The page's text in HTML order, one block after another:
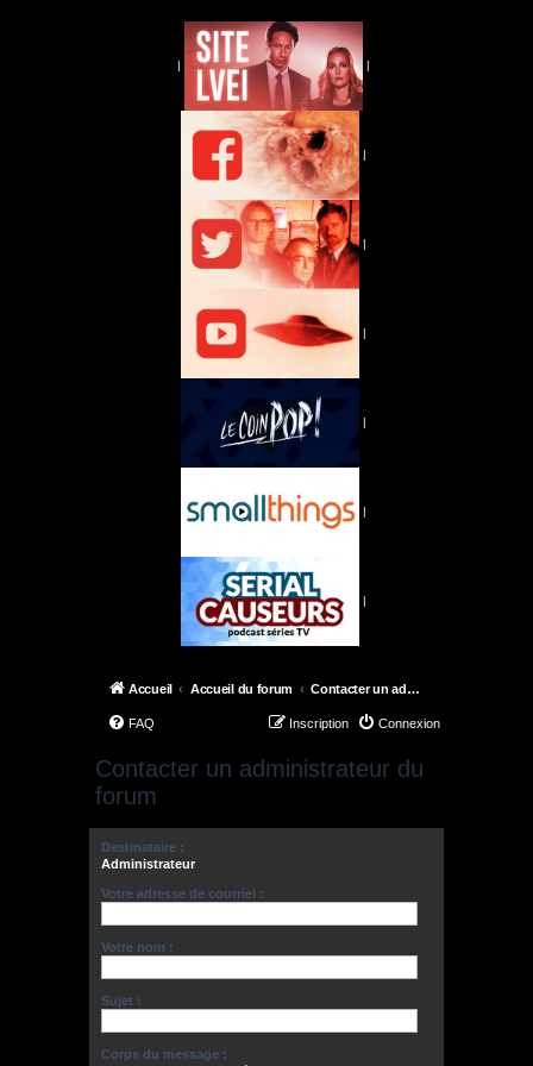
| |
|
|
|
|
|
|
Accueil Accueil du forum Contacter un administrateur du forum
FAQ Connexion
Inscription
Contacter un administrateur du
forum
Destinataire :
Administrateur
Votre adresse de courriel :
Votre nom :
Sujet :
Corps du message :